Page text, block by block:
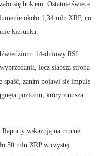
się bokiem. Ostatnie świece
około 1,34 mln XRP, co
kierunku.
14-dniowy RSI
lecz słabsza strona
spaść, zanim pojawi się impuls
poziomu, który zmusza
wskazują na mocne
50 mln XRP w czystej